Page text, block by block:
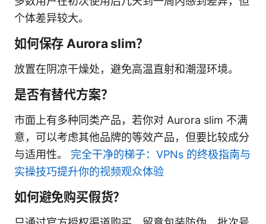
个体差异较大。
如何保存 Aurora slim？
放置在阴凉干燥处，避免高温直射和潮湿环境。
是否有替代方案？
市面上有多种同类产品，若你对 Aurora slim 不满
意，可以考虑其他品牌的等效产品，但要比较成分
与适用性。 完全干净的梯子：VPNs 的终极指南与
实操技巧提升你的视频观众体验
如何避免购买假货？